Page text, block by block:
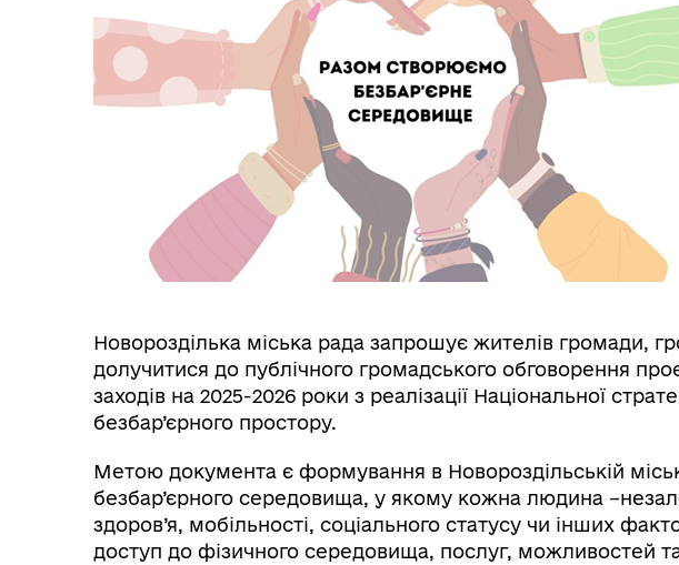
ТЕРИТОРІАЛЬНОЇ
Новорозділька міська рада запрошує жителів громади,
долучитися до публічного громадського обговорення
заходів на 2025-2026 роки з реалізації Національної
безбар’єрного простору.
Метою документа є формування в Новороздільській
безбар’єрного середовища, у якому кожна людина
здоров’я, мобільності, соціального статусу чи інших
доступ до фізичного середовища, послуг, можливостей та